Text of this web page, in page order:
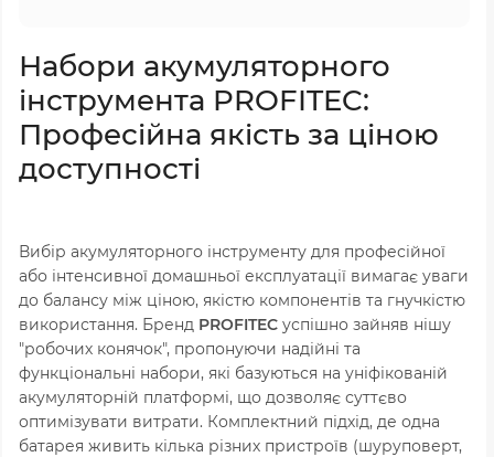
Набори акумуляторного
інструмента PROFITEC:
Професійна якість за ціною
доступності
Вибір акумуляторного інструменту для професійної
або інтенсивної домашньої експлуатації вимагає уваги
до балансу між ціною, якістю компонентів та гнучкістю
використання. Бренд PROFITEC успішно зайняв нішу
"робочих конячок", пропонуючи надійні та
функціональні набори, які базуються на уніфікованій
акумуляторній платформі, що дозволяє суттєво
оптимізувати витрати. Комплектний підхід, де одна
батарея живить кілька різних пристроїв (шуруповерт,